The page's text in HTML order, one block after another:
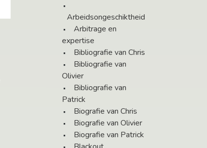
Arbeidsongeschiktheid
Arbitrage en
expertise
Bibliografie van Chris
Bibliografie van
Olivier
Bibliografie van
Patrick
Biografie van Chris
Biografie van Olivier
Biografie van Patrick